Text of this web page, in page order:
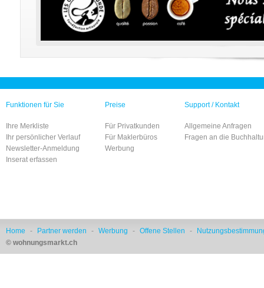
Funktionen für Sie
Ihre Merkliste
Ihr persönlicher Verlauf
Newsletter-Anmeldung
Inserat erfassen
Preise
Für Privatkunden
Für Maklerbüros
Werbung
Support / Kontakt
Allgemeine Anfragen
Fragen an die
Home - Partner werden - Werbung - Offene Stellen -
© wohnungsmarkt.ch